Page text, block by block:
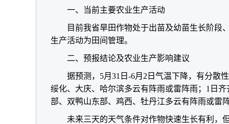
一、当前主要农业生产活动
目前我省旱田作物处于出苗及幼苗生长阶段
生产活动为田间管理。
二、预报结论及农业生产影响建议
据预测，5月31日-6月2日气温下降，有分散
绥化、大庆、哈尔滨多云有阵雨或雷阵雨；1日
部、双鸭山东部、鸡西、牡丹江多云有阵雨或雷
未来三天的天气条件对作物快速生长有利，